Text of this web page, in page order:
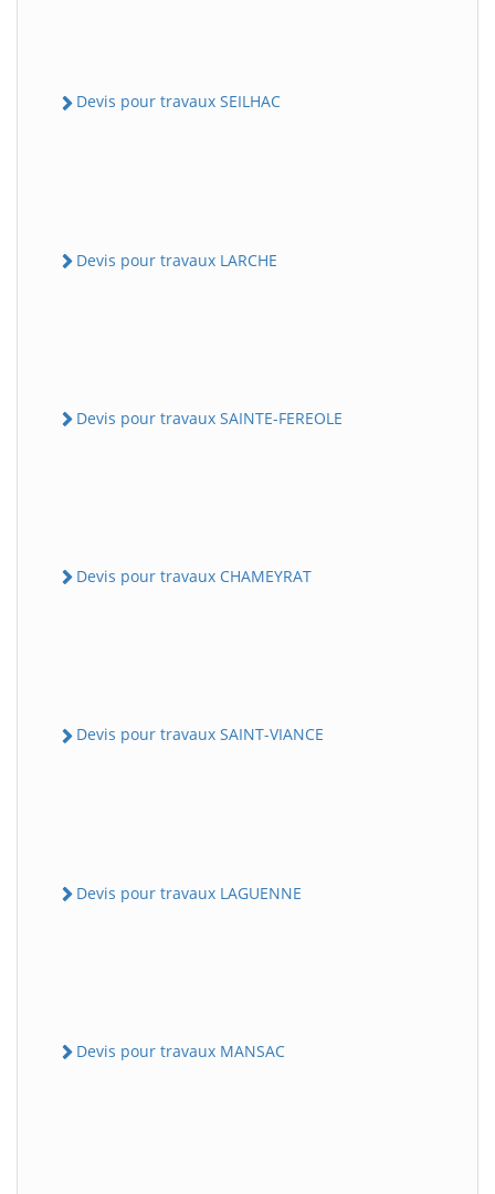
Devis pour travaux SEILHAC
Devis pour travaux LARCHE
Devis pour travaux SAINTE-FEREOLE
Devis pour travaux CHAMEYRAT
Devis pour travaux SAINT-VIANCE
Devis pour travaux LAGUENNE
Devis pour travaux MANSAC